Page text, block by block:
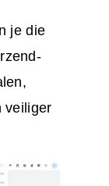
je die
veiliger